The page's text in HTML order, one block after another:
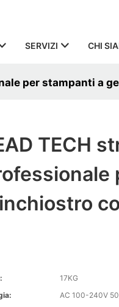
SERVIZI CHI
per stampanti a
TECH
17KG
AC 100-240V